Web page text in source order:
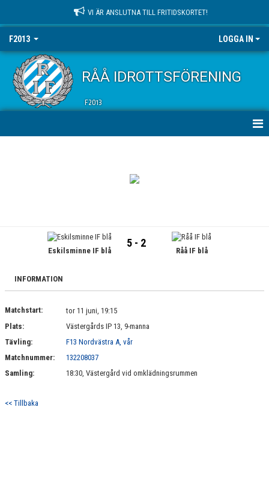
VI ÄR ANSLUTNA TILL FRITIDSKORTET!
F2013 LOGGA IN
RÅÅ IDROTTSFÖRENING
F2013
BILDGALLERI
KONTAKT
Eskilsminne IF blå
5 - 2
Råå IF blå
INFORMATION
Matchstart:
tor 11 juni, 19:15
Plats:
Västergårds IP 13, 9-manna
Tävling:
F13 Nordvästra A, vår
Matchnummer:
132208037
Samling:
18:30, Västergård vid omklädningsrummen
<< Tillbaka